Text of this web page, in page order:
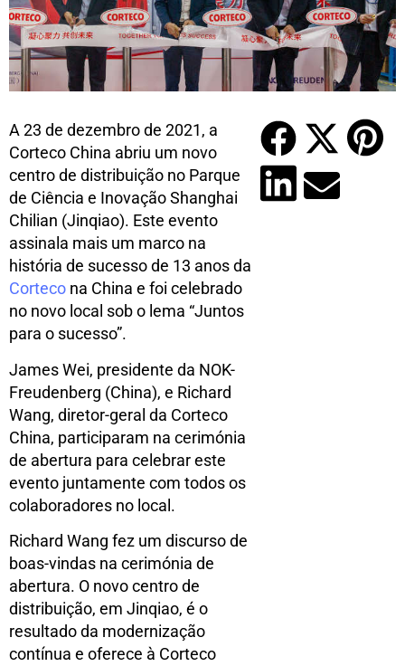
A 23 de dezembro de 2021, a
Corteco China abriu um novo
centro de distribuição no Parque
de Ciência e Inovação Shanghai
Chilian (Jinqiao). Este evento
assinala mais um marco na
história de sucesso de 13 anos da
Corteco na China e foi celebrado
no novo local sob o lema “Juntos
para o sucesso”.
James Wei, presidente da NOK-
Freudenberg (China), e Richard
Wang, diretor-geral da Corteco
China, participaram na cerimónia
de abertura para celebrar este
evento juntamente com todos os
colaboradores no local.
Richard Wang fez um discurso de
boas-vindas na cerimónia de
abertura. O novo centro de
distribuição, em Jinqiao, é o
resultado da modernização
contínua e oferece à Corteco